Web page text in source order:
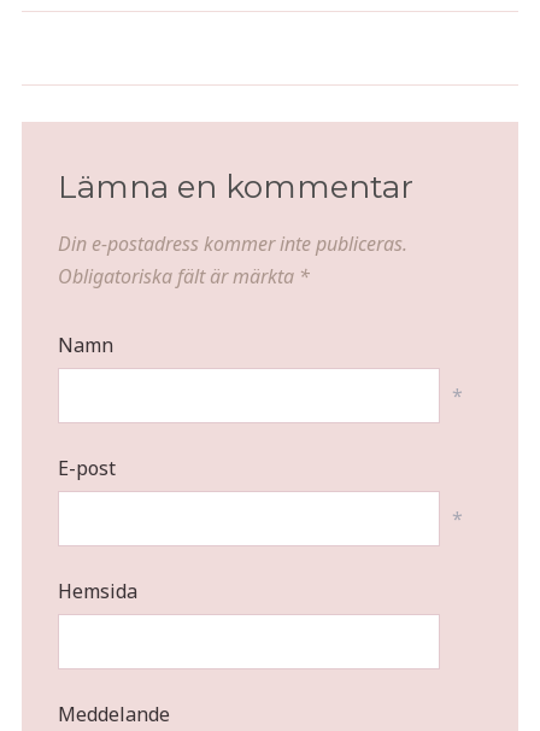
Lämna en kommentar
Din e-postadress kommer inte publiceras.
Obligatoriska fält är märkta *
Namn
*
E-post
*
Hemsida
Meddelande